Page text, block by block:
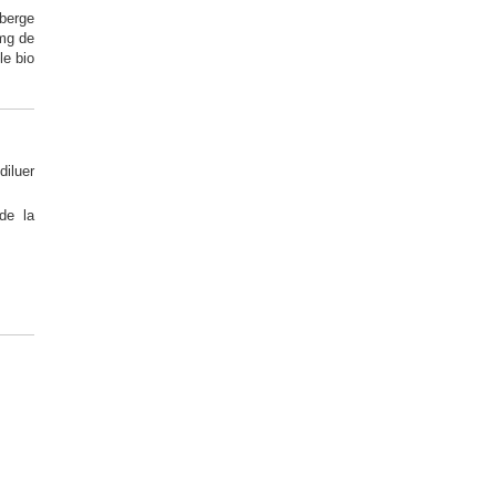
de
bio
la